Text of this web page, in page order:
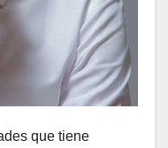
que tiene